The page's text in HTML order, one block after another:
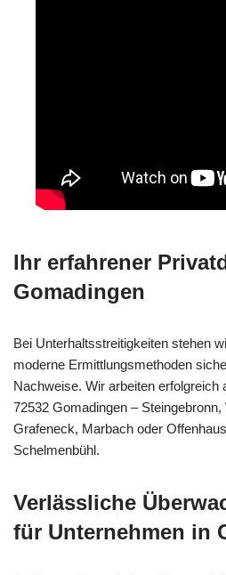
Ihr erfahrener
Gomadingen
Bei Unterhaltsstreitigkeiten stehen
moderne Ermittlungsmethoden
Nachweise. Wir arbeiten erfolgreich
72532 Gomadingen –
Grafeneck, Marbach oder
Schelmenbühl.
Verlässliche
für Unternehmen in